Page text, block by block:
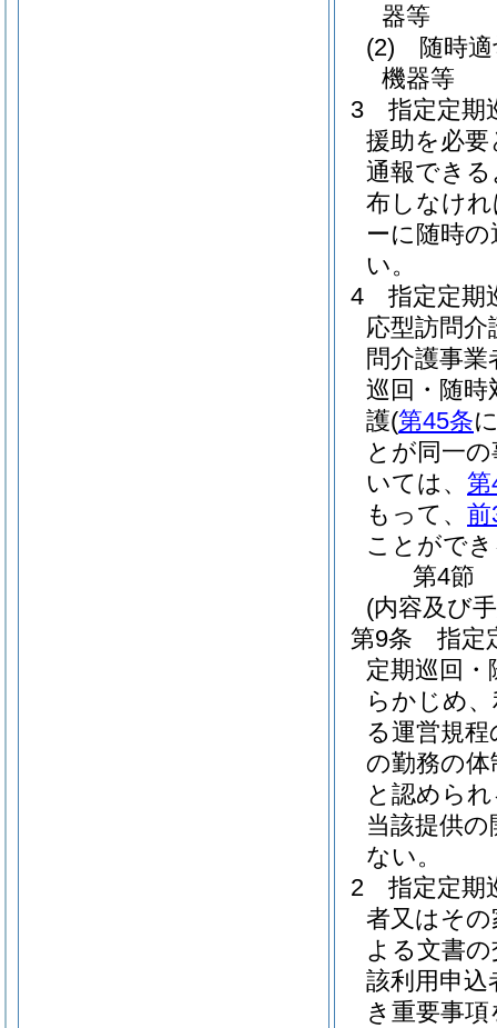
器等
(2)
随時
機器等
3
指定定期
援助を必
通報でき
布しなけ
ーに随時
い。
4
指定定期
応型訪問介
問介護事
巡回・随時
護(第45条
とが同一
いては、 第
もって、 前
ことがで
第4節
(内容及び
第9条
指定
定期巡回
らかじめ
る運営規
の勤務の
と認めら
当該提供
ない。
2
指定定期
者又はそ
よる文書
該利用申
き重要事